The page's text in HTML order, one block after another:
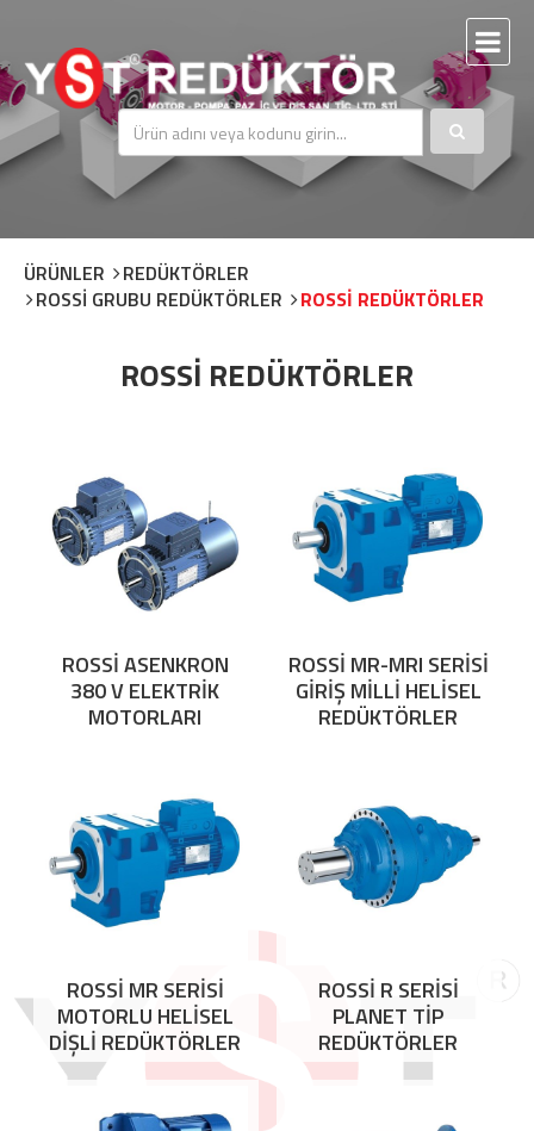
ÜRÜNLER
REDÜKTÖRLER
ROSSİ GRUBU REDÜKTÖRLER
ROSSİ REDÜKTÖRLER
ROSSİ REDÜKTÖRLER
ROSSİ ASENKRON
380 V ELEKTRİK
MOTORLARI
ROSSİ MR-MRI SERİSİ
GİRİŞ MİLLİ HELİSEL
REDÜKTÖRLER
ROSSİ MR SERİSİ
MOTORLU HELİSEL
DİŞLİ REDÜKTÖRLER
ROSSİ R SERİSİ
PLANET TİP
REDÜKTÖRLER